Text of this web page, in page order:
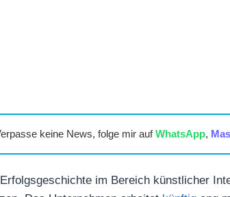
keine News, folge mir aufWhatsApp,
im Bereich künstlicher